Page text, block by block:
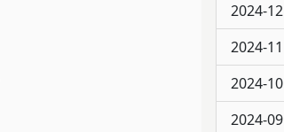
2024-12
2024-11
2024-10
2024-09